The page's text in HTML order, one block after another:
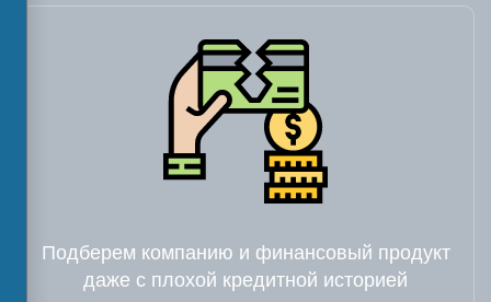
Подберем компанию и финансовый продукт
даже с плохой кредитной историей